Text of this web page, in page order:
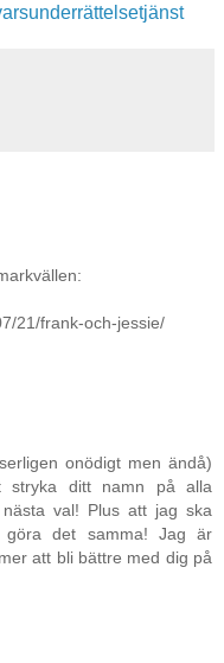
21/frank-och-jessie/
onödigt men ändå)
stryka ditt namn på alla
val! Plus att jag ska
det samma! Jag är
att bli bättre med dig på